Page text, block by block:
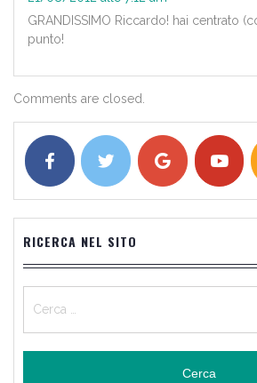
GRANDISSIMO Riccardo! hai centrato
punto!
Comments are closed.
RICERCA NEL SITO
per: